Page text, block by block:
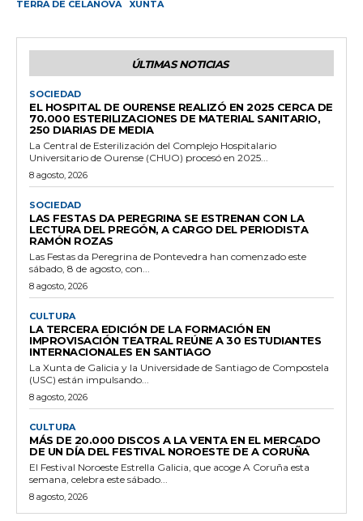
TERRA DE CELANOVA XUNTA
ÚLTIMAS NOTICIAS
SOCIEDAD
EL HOSPITAL DE OURENSE REALIZÓ EN 2025 CERCA DE
70.000 ESTERILIZACIONES DE MATERIAL SANITARIO,
250 DIARIAS DE MEDIA
La Central de Esterilización del Complejo Hospitalario
Universitario de Ourense (CHUO) procesó en 2025...
8 agosto, 2026
SOCIEDAD
LAS FESTAS DA PEREGRINA SE ESTRENAN CON LA
LECTURA DEL PREGÓN, A CARGO DEL PERIODISTA
RAMÓN ROZAS
Las Festas da Peregrina de Pontevedra han comenzado este
sábado, 8 de agosto, con...
8 agosto, 2026
CULTURA
LA TERCERA EDICIÓN DE LA FORMACIÓN EN
IMPROVISACIÓN TEATRAL REÚNE A 30 ESTUDIANTES
INTERNACIONALES EN SANTIAGO
La Xunta de Galicia y la Universidade de Santiago de Compostela
(USC) están impulsando...
8 agosto, 2026
CULTURA
MÁS DE 20.000 DISCOS A LA VENTA EN EL MERCADO
DE UN DÍA DEL FESTIVAL NOROESTE DE A CORUÑA
El Festival Noroeste Estrella Galicia, que acoge A Coruña esta
semana, celebra este sábado...
8 agosto, 2026